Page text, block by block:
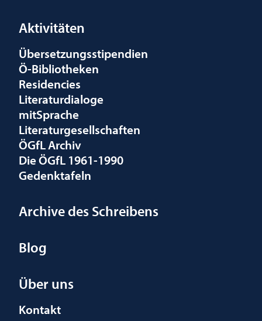
Aktivitäten
Übersetzungsstipendien
Ö-Bibliotheken
Residencies
Literaturdialoge
mitSprache
Literaturgesellschaften
ÖGfL Archiv
Die ÖGfL 1961-1990
Gedenktafeln
Archive des Schreibens
Blog
Über uns
Kontakt